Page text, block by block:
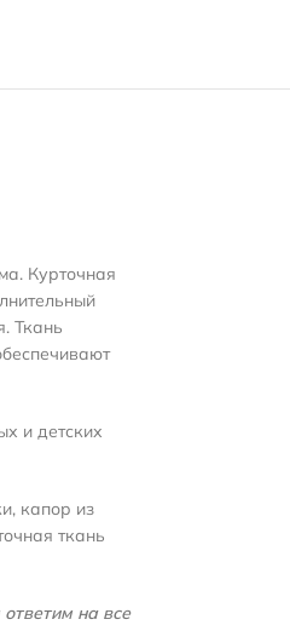
Курточная
Ткань
и детских
капор из
ткань
на все